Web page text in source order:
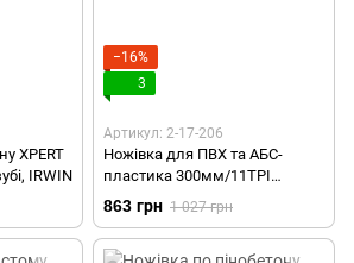
XPERT
IRWIN
−16%
3
Артикул: 2-17-206
Ножівка для ПВХ та АБС-
пластика 300мм/11TPI
FATMAX (2-17-206)
863 грн 1 027 грн